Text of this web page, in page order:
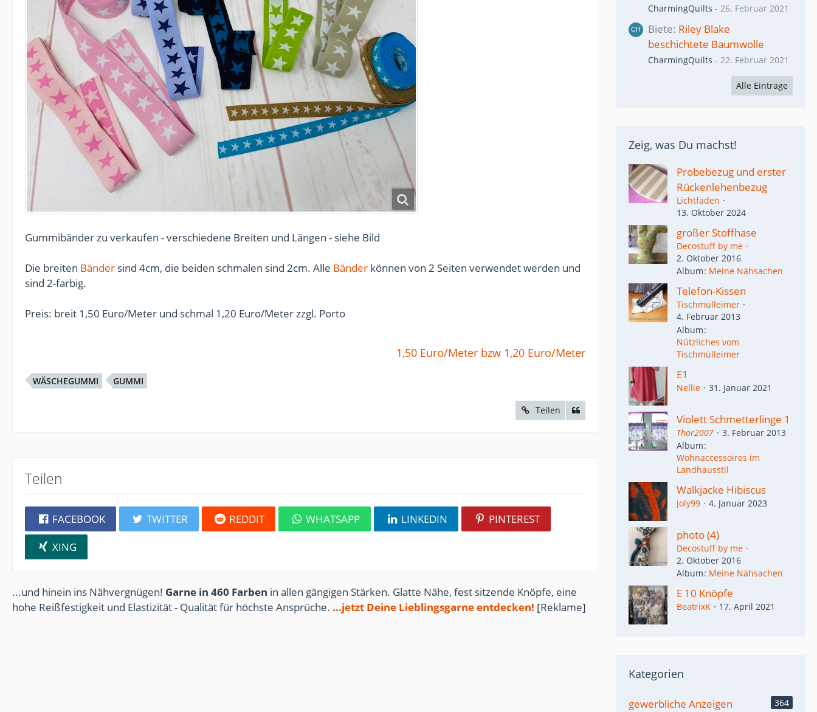
Gummibänder zu verkaufen - verschiedene Breiten und Längen - siehe Bild
Die breiten Bänder sind 4cm, die beiden schmalen sind 2cm. Alle Bänder können von 2 Seiten verwendet werden und
sind 2-farbig.
Preis: breit 1,50 Euro/Meter und schmal 1,20 Euro/Meter zzgl. Porto
1,50 Euro/Meter bzw 1,20 Euro/Meter
WÄSCHEGUMMI GUMMI
Teilen
Teilen
FACEBOOK TWITTER REDDIT WHATSAPP LINKEDIN
PINTEREST
XING
...und hinein ins Nähvergnügen! Garne in 460 Farben in allen gängigen Stärken. Glatte Nähe, fest sitzende Knöpfe, eine
hohe Reißfestigkeit und Elastizität - Qualität für höchste Ansprüche. ...jetzt Deine Lieblingsgarne entdecken! [Reklame]
CharmingQuilts - 26. Februar 2021
Biete Riley Blake
beschichtete Baumwolle
CharmingQuilts - 22. Februar 2021
Alle Einträge
Zeig, was Du machst!
Probebezug und erster
Rückenlehenbezug
Lichtfaden
13. Oktober 2024
großer Stoffhase
Decostuff by me
2. Oktober 2016
Album Meine Nähsachen
Telefon-Kissen
Tischmülleimer
4. Februar 2013
Album
Nützliches vom
Tischmülleimer
E1
Nellie 31. Januar 2021
Violett Schmetterlinge 1
Thor2007
3. Februar 2013
Album
Wohnaccessoires im
Landhausstil
Walkjacke Hibiscus
Joly99 4. Januar 2023
photo (4)
Decostuff by me
2. Oktober 2016
Album Meine Nähsachen
E 10 Knöpfe
BeatrixK 17. April 2021
Kategorien
gewerbliche Anzeigen 364